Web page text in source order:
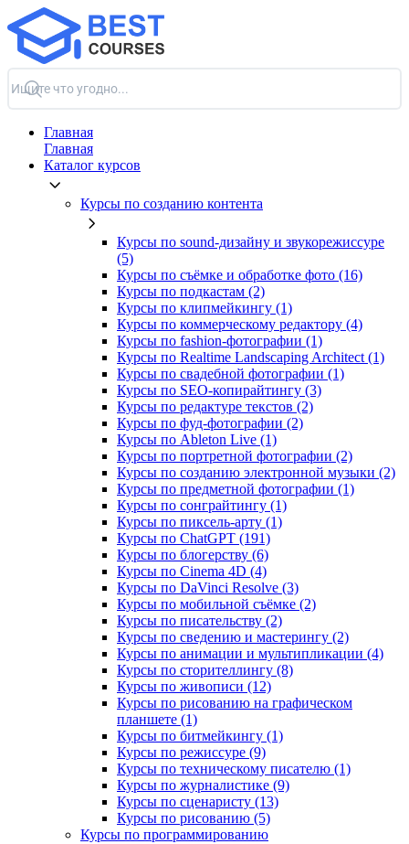
Главная
Главная
Каталог курсов
Курсы по созданию контента
Курсы по sound-дизайну и звукорежиссуре
(5)
Курсы по съёмке и обработке фото (16)
Курсы по подкастам (2)
Курсы по клипмейкингу (1)
Курсы по коммерческому редактору (4)
Курсы по fashion-фотографии (1)
Курсы по Realtime Landscaping Architect (1)
Курсы по свадебной фотографии (1)
Курсы по SEO-копирайтингу (3)
Курсы по редактуре текстов (2)
Курсы по фуд-фотографии (2)
Курсы по Ableton Live (1)
Курсы по портретной фотографии (2)
Курсы по созданию электронной музыки (2)
Курсы по предметной фотографии (1)
Курсы по сонграйтингу (1)
Курсы по пиксель-арту (1)
Курсы по ChatGPT (191)
Курсы по блогерству (6)
Курсы по Cinema 4D (4)
Курсы по DaVinci Resolve (3)
Курсы по мобильной съёмке (2)
Курсы по писательству (2)
Курсы по сведению и мастерингу (2)
Курсы по анимации и мультипликации (4)
Курсы по сторителлингу (8)
Курсы по живописи (12)
Курсы по рисованию на графическом
планшете (1)
Курсы по битмейкингу (1)
Курсы по режиссуре (9)
Курсы по техническому писателю (1)
Курсы по журналистике (9)
Курсы по сценаристу (13)
Курсы по рисованию (5)
Курсы по программированию